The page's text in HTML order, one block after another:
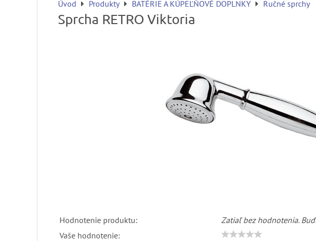
Úvod Produkty BATÉRIE A KÚPEĽŇOVÉ DOPLNKY Ručné sprchy
Sprcha RETRO Viktoria
Hodnotenie produktu:
Zatiaľ bez hodnotenia.
Vaše hodnotenie: